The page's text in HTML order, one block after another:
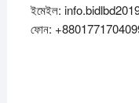
ইমেইল:
ফোন: